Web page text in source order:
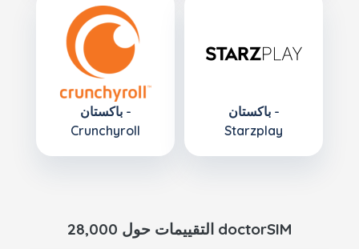
باكستان -
Crunchyroll
باكستان -
Starzplay
28,000 التقييمات حول doctorSIM